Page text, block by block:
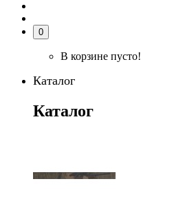
0
В корзине пусто!
Каталог
Каталог